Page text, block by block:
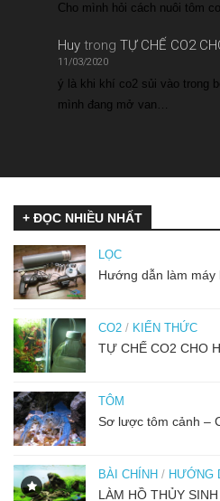
Cho mình hỏi cách nuôi tôm
Huytrong TỰ CHẾ CO2
11/03/2020
ý là khi khí co2 sủi vào trong
mình đang mở van…
+ ĐỌC NHIỀU NHẤT
LỌC
Hướng dẫn làm máy
CO2 / KIẾN THỨC
TỰ CHẾ CO2 CHO
TÔM
Sơ lược tôm cảnh –
BÀI CHÍNH / HƯỚNG
LÀM HỒ THỦY